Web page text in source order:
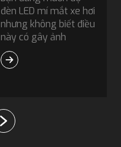
đèn LED mí mắt xe hơi
nhưng không biết điều
này có gây ảnh
hưởng tới hệ thống
điện không? GTX